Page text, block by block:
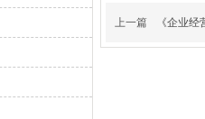
上一篇 《企业